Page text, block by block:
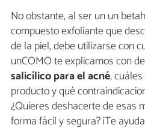
No obstante, al ser un un
compuesto exfoliante que
de la piel, debe utilizarse con
unCOMO te explicamos con
salicílico para el acné,
producto y qué
¿Quieres deshacerte de esas
forma fácil y segura? ¡Te